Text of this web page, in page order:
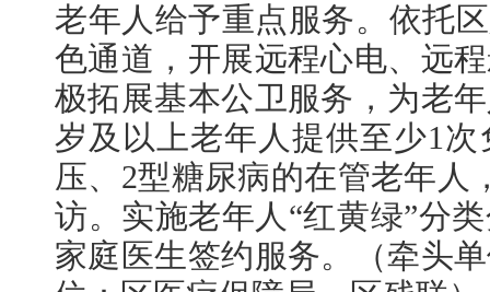
老年人给予重点服务。依托
色通道，开展远程心电、远
极拓展基本公卫服务，为老
岁及以上老年人提供至少1
压、2型糖尿病的在管老年人
访。实施老年人“红黄绿”分
家庭医生签约服务。（牵头